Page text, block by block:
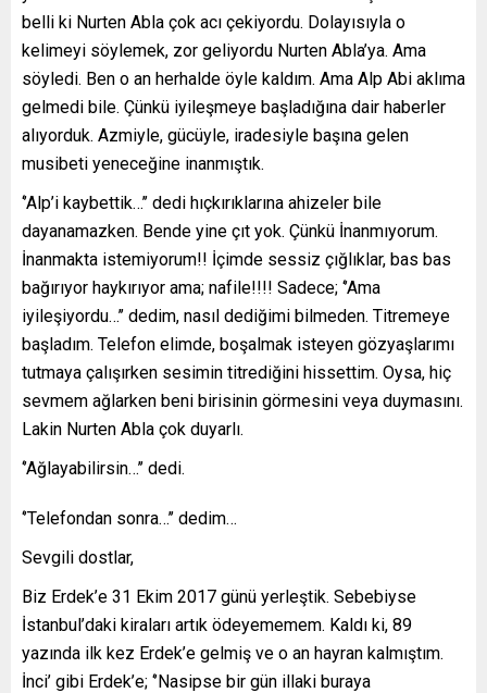
belli ki Nurten Abla çok acı çekiyordu. Dolayısıyla o
kelimeyi söylemek, zor geliyordu Nurten Abla’ya. Ama
söyledi. Ben o an herhalde öyle kaldım. Ama Alp Abi aklıma
gelmedi bile. Çünkü iyileşmeye başladığına dair haberler
alıyorduk. Azmiyle, gücüyle, iradesiyle başına gelen
musibeti yeneceğine inanmıştık.
‘’Alp’i kaybettik…’’ dedi hıçkırıklarına ahizeler bile
dayanamazken. Bende yine çıt yok. Çünkü İnanmıyorum.
İnanmakta istemiyorum!! İçimde sessiz çığlıklar, bas bas
bağırıyor haykırıyor ama; nafile!!!! Sadece; ‘’Ama
iyileşiyordu…’’ dedim, nasıl dediğimi bilmeden. Titremeye
başladım. Telefon elimde, boşalmak isteyen gözyaşlarımı
tutmaya çalışırken sesimin titrediğini hissettim. Oysa, hiç
sevmem ağlarken beni birisinin görmesini veya duymasını.
Lakin Nurten Abla çok duyarlı.
‘’Ağlayabilirsin…’’ dedi.
‘’Telefondan sonra…’’ dedim…
Sevgili dostlar,
Biz Erdek’e 31 Ekim 2017 günü yerleştik. Sebebiyse
İstanbul’daki kiraları artık ödeyememem. Kaldı ki, 89
yazında ilk kez Erdek’e gelmiş ve o an hayran kalmıştım.
İnci’ gibi Erdek’e; ‘’Nasipse bir gün illaki buraya